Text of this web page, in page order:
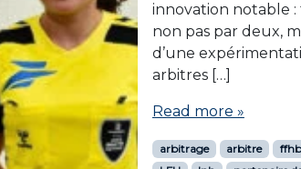
innovation notable
non pas par deux,
d’une
arbitres […]
Read more »
arbitrage arbitre ffhb